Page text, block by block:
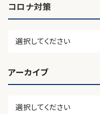
コロナ対策
アーカイブ